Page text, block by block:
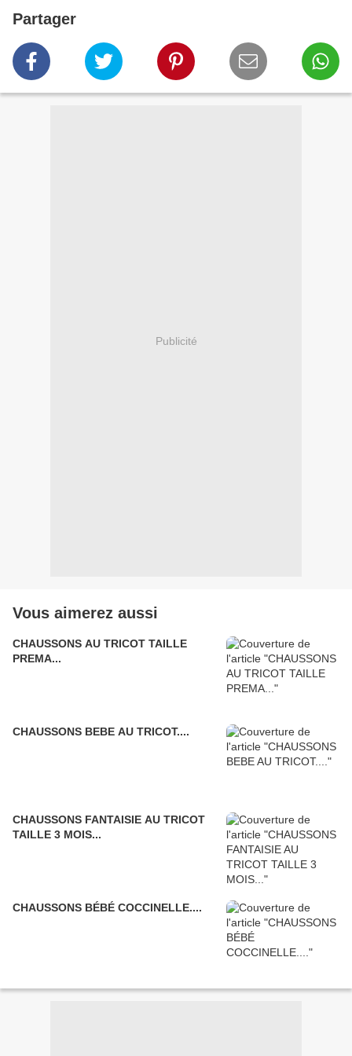
Partager
Publicité
Vous aimerez aussi
CHAUSSONS AU TRICOT TAILLE
PREMA...
CHAUSSONS BEBE AU TRICOT....
CHAUSSONS FANTAISIE AU TRICOT
TAILLE 3 MOIS...
CHAUSSONS BÉBÉ COCCINELLE....